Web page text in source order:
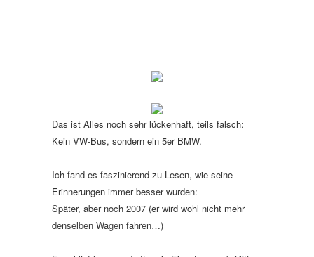
Das ist Alles noch sehr lückenhaft, teils falsch:
Kein VW-Bus, sondern ein 5er BMW.
Ich fand es faszinierend zu Lesen, wie seine
Erinnerungen immer besser wurden:
Später, aber noch 2007 (er wird wohl nicht mehr
denselben Wagen fahren…)